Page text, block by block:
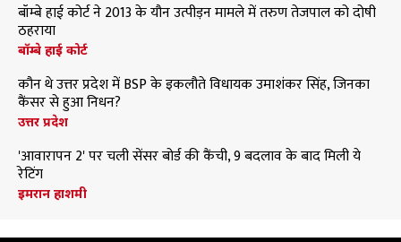
बॉम्बे हाई कोर्ट ने 2013 के यौन उत्पीड़न मामले में तरुण तेजपाल को दोषी
ठहराया
बॉम्बे हाई कोर्ट
कौन थे उत्तर प्रदेश में BSP के इकलौते विधायक उमाशंकर सिंह, जिनका
कैंसर से हुआ निधन?
उत्तर प्रदेश
'आवारापन 2' पर चली सेंसर बोर्ड की कैंची, 9 बदलाव के बाद मिली ये
रेटिंग
इमरान हाशमी